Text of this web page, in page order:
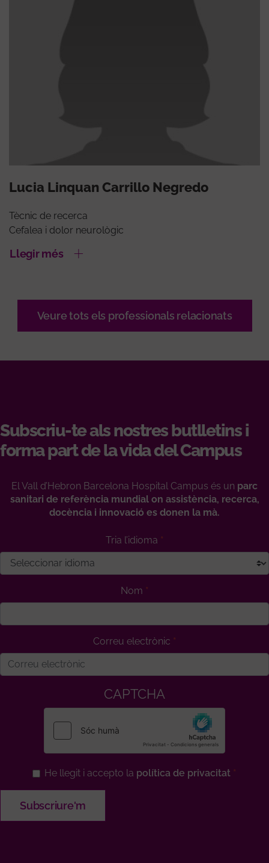
Lucia Linquan Carrillo Negredo
Tècnic de recerca
Cefalea i dolor neurològic
Llegir més
Veure tots els professionals relacionats
Subscriu-te als nostres butlletins i
forma part de la vida del Campus
El Vall d’Hebron Barcelona Hospital Campus és un parc
sanitari de referència mundial on assistència, recerca,
docència i innovació es donen la mà.
Tria l’idioma
Nom
Correu electrònic
CAPTCHA
He llegit i accepto la política de privacitat